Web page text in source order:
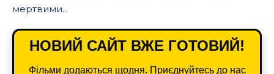
мертвими...
НОВИЙ САЙТ ВЖЕ ГОТОВИЙ!
Фільми додаються щодня. Приєднуйтесь до нас